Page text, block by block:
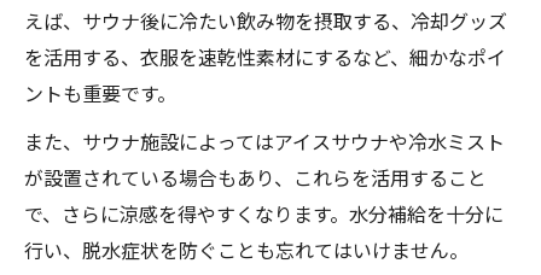
えば、サウナ後に冷たい飲み物を摂取する、冷却グッズ
を活用する、衣服を速乾性素材にするなど、細かなポイ
ントも重要です。
また、サウナ施設によってはアイスサウナや冷水ミスト
が設置されている場合もあり、これらを活用すること
で、さらに涼感を得やすくなります。水分補給を十分に
行い、脱水症状を防ぐことも忘れてはいけません。